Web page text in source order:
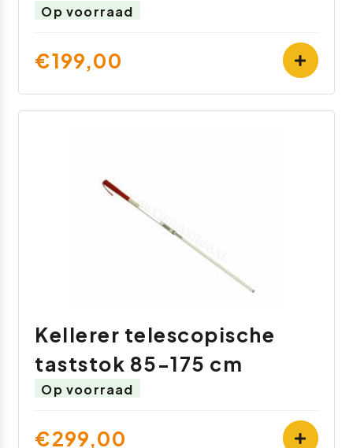
Op voorraad
€199,00
Kellerer telescopische
taststok 85-175 cm
Op voorraad
€299,00